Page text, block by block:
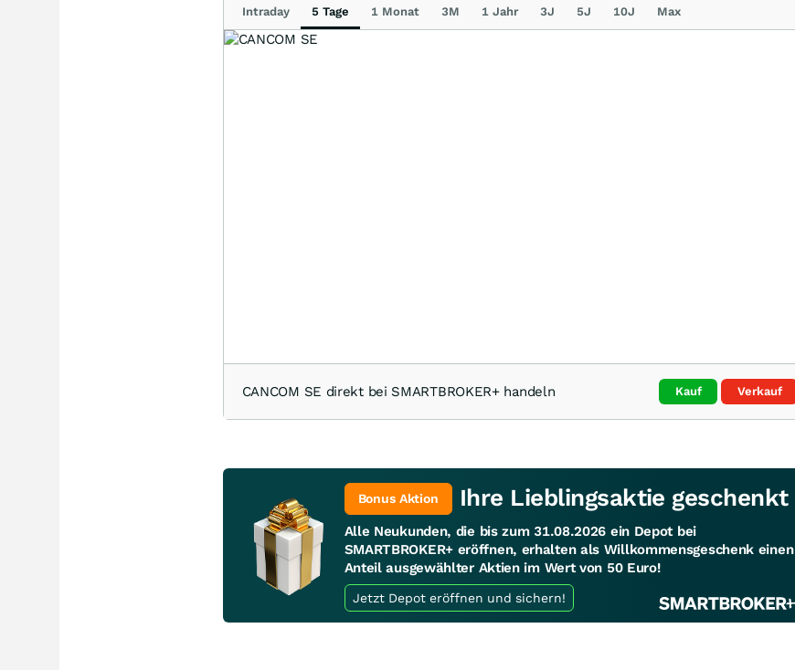
Intraday 5 Tage 1 Monat 3M 1 Jahr 3J 5J 10J Max
CANCOM SE direkt bei SMARTBROKER+ handeln Kauf Verkauf
Bonus Aktion Ihre Lieblingsaktie geschenkt
Alle Neukunden, die bis zum 31.08.2026 ein Depot bei
SMARTBROKER+ eröffnen, erhalten als Willkommensgeschenk einen
Anteil ausgewählter Aktien im Wert von 50 Euro!
Jetzt Depot eröffnen und sichern!